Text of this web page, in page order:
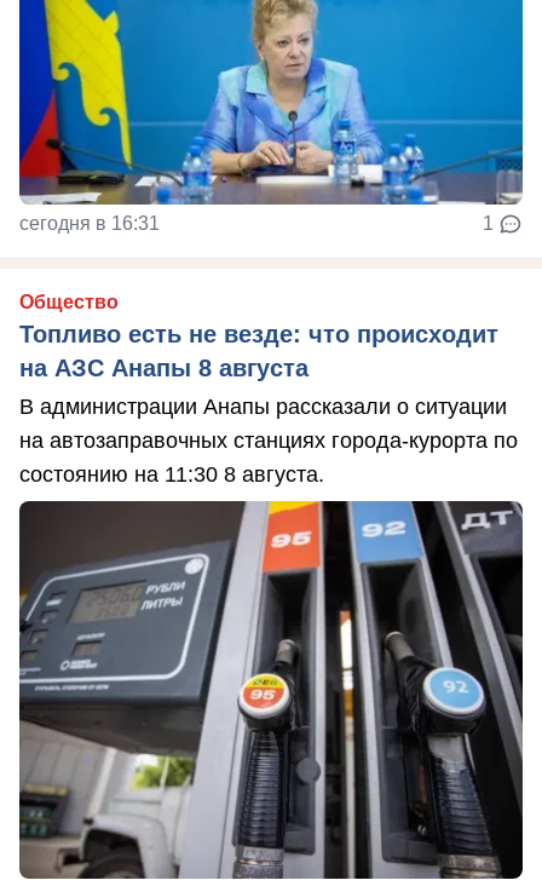
сегодня в 16:31 1
Общество
Топливо есть не везде: что происходит
на АЗС Анапы 8 августа
В администрации Анапы рассказали о ситуации
на автозаправочных станциях города-курорта по
состоянию на 11:30 8 августа.